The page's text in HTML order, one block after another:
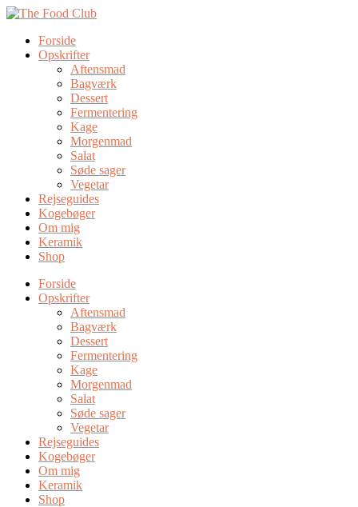
Forside
Opskrifter
Aftensmad
Bagværk
Dessert
Fermentering
Kage
Morgenmad
Salat
Søde sager
Vegetar
Rejseguides
Kogebøger
Om mig
Keramik
Shop
Forside
Opskrifter
Aftensmad
Bagværk
Dessert
Fermentering
Kage
Morgenmad
Salat
Søde sager
Vegetar
Rejseguides
Kogebøger
Om mig
Keramik
Shop